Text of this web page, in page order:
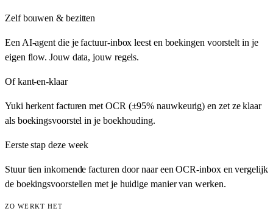
Zelf bouwen & bezitten
Een AI-agent die je factuur-inbox leest en boekingen voorstelt in je
eigen flow. Jouw data, jouw regels.
Of kant-en-klaar
Yuki herkent facturen met OCR (±95% nauwkeurig) en zet ze klaar
als boekingsvoorstel in je boekhouding.
Eerste stap deze week
Stuur tien inkomende facturen door naar een OCR-inbox en vergelijk
de boekingsvoorstellen met je huidige manier van werken.
ZO WERKT HET